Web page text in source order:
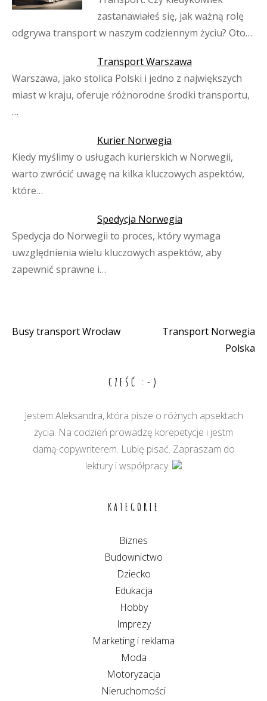
zastanawiałeś się, jak ważną rolę
odgrywa transport w naszym codziennym życiu? Oto…
Transport Warszawa
Warszawa, jako stolica Polski i jedno z największych
miast w kraju, oferuje różnorodne środki transportu,
…
Kurier Norwegia
Kiedy myślimy o usługach kurierskich w Norwegii,
warto zwrócić uwagę na kilka kluczowych aspektów,
które…
Spedycja Norwegia
Spedycja do Norwegii to proces, który wymaga
uwzględnienia wielu kluczowych aspektów, aby
zapewnić sprawne i…
Nawigacja
Busy transport Wrocław
Transport Norwegia
Polska
CZEŚĆ :-)
Jestem Aleksandra, która pisze o różnych apsektach
życia. Na codzień prowadzę korepetycje i jestm
damą-copywriterem. Lubię pisać. Zapraszam do
lektury i współpracy.
KATEGORIE
Biznes
Budownictwo
Dziecko
Edukacja
Hobby
Imprezy
Marketing i reklama
Moda
Motoryzacja
Nieruchomości